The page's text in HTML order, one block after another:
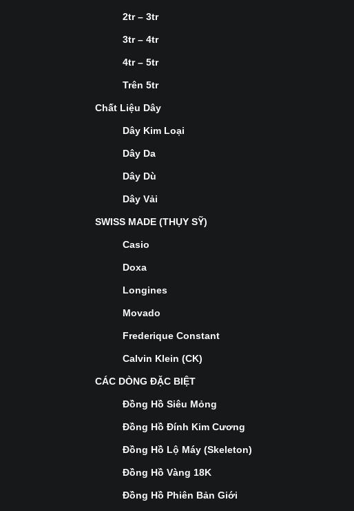
2tr – 3tr
3tr – 4tr
4tr – 5tr
Trên 5tr
Chất Liệu Dây
Dây Kim Loại
Dây Da
Dây Dù
Dây Vải
SWISS MADE (THỤY SỸ)
Casio
Doxa
Longines
Movado
Frederique Constant
Calvin Klein (CK)
CÁC DÒNG ĐẶC BIỆT
Đồng Hồ Siêu Mỏng
Đồng Hồ Đính Kim Cương
Đồng Hồ Lộ Máy (Skeleton)
Đồng Hồ Vàng 18K
Đồng Hồ Phiên Bản Giới